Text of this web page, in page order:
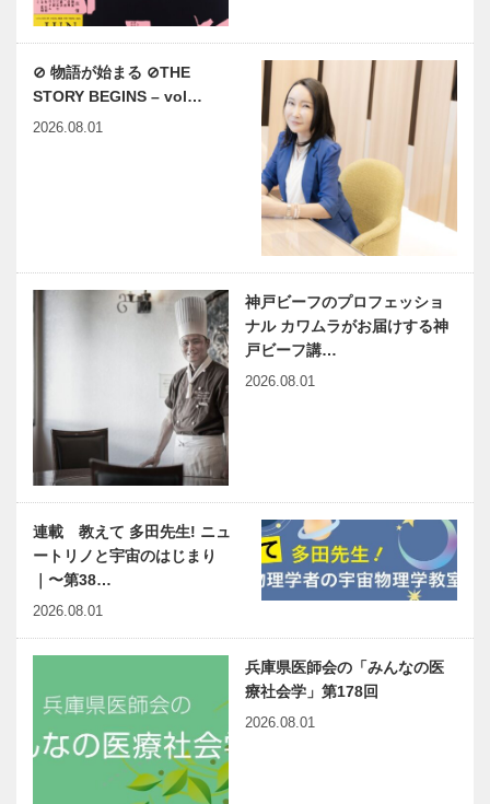
⊘ 物語が始まる ⊘THE
STORY BEGINS – vol…
2026.08.01
神戸ビーフのプロフェッショ
ナル カワムラがお届けする神
戸ビーフ講…
2026.08.01
連載 教えて 多田先生! ニュ
ートリノと宇宙のはじまり
｜〜第38…
2026.08.01
兵庫県医師会の「みんなの医
療社会学」第178回
2026.08.01